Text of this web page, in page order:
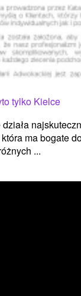
tylko Kielce
ma bogate
...